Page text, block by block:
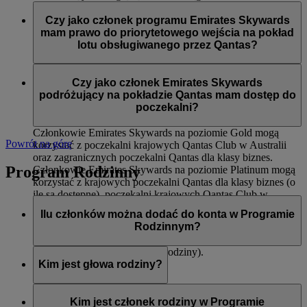
klasy biznes oraz krajowych poczekalni Qantas Club
Pierwszeństwa wejścia na pokład
Priorytetowego dostarczenia bagażu
lotów obsługiwanych przez Qantas mają dostęp do:
Odprawy dla klasy ekonomicznej Premium (o ile jest
12 kg dodatkowego limitu bagażu (na trasach, na
których obowiązuje zasada wagi)
Czy jako członek programu Emirates Skywards
mam prawo do priorytetowego wejścia na pokład
lotu obsługiwanego przez Qantas?
członkowie Emirates Skywards na poziomach Platinum i
Gold.
Czy jako członek Emirates Skywards
podróżujący na pokładzie Qantas mam dostęp do
poczekalni?
Członkowie Emirates Skywards na poziomie Gold mogą
korzystać z poczekalni krajowych Qantas Club w Australii
oraz zagranicznych poczekalni Qantas dla klasy biznes.
Członkowie Emirates Skywards na poziomie Platinum mogą
korzystać z krajowych poczekalni Qantas dla klasy biznes (o
ile są dostępne), poczekalni krajowych Qantas Club w
Australii oraz zagranicznych poczekalni Qantas dla klasy
biznes.
Powrót na górę
Program Rodzinny
Ilu członków można dodać do konta w Programie
Rodzinnym?
Ośmiu (włączając w to głowę rodziny).
Kim jest głowa rodziny?
w Programie Rodzinnym, dodawanie i usuwanie członków,
Kim jest członek rodziny w Programie